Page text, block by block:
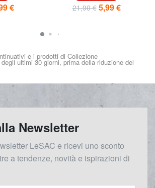
€ 21,90 € 5,99 €
e i prodotti di Collezione
ultimi 30 giorni, prima della riduzione del
Newsletter
LeSAC e ricevi uno sconto
a tendenze, novità e ispirazioni di